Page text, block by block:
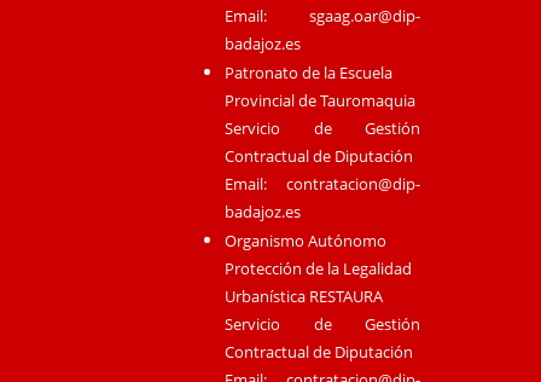
Email:sgaag.oar@dip-
badajoz.es
Patronato de la Escuela
Provincial de Tauromaquia
Servicio de Gestión
Contractual de Diputación
Email:contratacion@dip-
badajoz.es
Organismo Autónomo
Protección de la Legalidad
Urbanística RESTAURA
Servicio de Gestión
Contractual de Diputación